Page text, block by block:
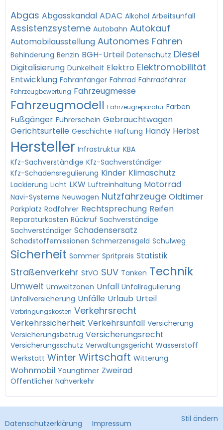
Abgas Abgasskandal ADAC Alkohol Arbeitsunfall
Assistenzsysteme Autobahn Autokauf
Automobilausstellung Autonomes Fahren
Behinderung Benzin BGH-Urteil Datenschutz Diesel
Digitalisierung Dunkelheit Elektro Elektromobilität
Entwicklung Fahranfänger Fahrrad Fahrradfahrer
Fahrzeugbewertung Fahrzeugmesse
Fahrzeugmodell Fahrzeugreparatur Farben
Fußgänger Führerschein Gebrauchtwagen
Gerichtsurteile Geschichte Haftung Handy Herbst
Hersteller Infrastruktur KBA
Kfz-Sachverständige Kfz-Sachverständiger
Kfz-Schadensregulierung Kinder Klimaschutz
Lackierung Licht LKW Luftreinhaltung Motorrad
Navi-Systeme Neuwagen Nutzfahrzeuge Oldtimer
Parkplatz Radfahrer Rechtsprechung Reifen
Reparaturkosten Rückruf Sachverständige
Sachverständiger Schadensersatz
Schadstoffemissionen Schmerzensgeld Schulweg
Sicherheit Sommer Spritpreis Statistik
Straßenverkehr StVO SUV Tanken Technik
Umwelt Umweltzonen Unfall Unfallregulierung
Unfallversicherung Unfälle Urlaub Urteil
Verbringungskosten Verkehrsrecht
Verkehrssicherheit Verkehrsunfall Versicherung
Versicherungsbetrug Versicherungsrecht
Versicherungsschutz Verwaltungsgericht Wasserstoff
Werkstatt Winter Wirtschaft Witterung
Wohnmobil Youngtimer Zweirad
Öffentlicher Nahverkehr
Stil ändern
Datenschutzerklärung Impressum